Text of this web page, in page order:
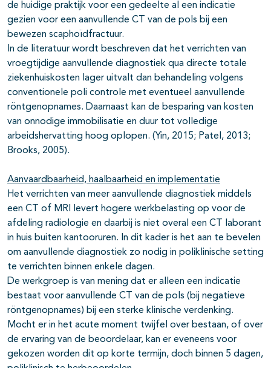
de huidige praktijk voor een gedeelte al een indicatie
gezien voor een aanvullende CT van de pols bij een
bewezen scaphoïdfractuur.
In de literatuur wordt beschreven dat het verrichten van
vroegtijdige aanvullende diagnostiek qua directe totale
ziekenhuiskosten lager uitvalt dan behandeling volgens
conventionele poli controle met eventueel aanvullende
röntgenopnames. Daarnaast kan de besparing van kosten
van onnodige immobilisatie en duur tot volledige
arbeidshervatting hoog oplopen. (Yin, 2015; Patel, 2013;
Brooks, 2005).
Aanvaardbaarheid, haalbaarheid en implementatie
Het verrichten van meer aanvullende diagnostiek middels
een CT of MRI levert hogere werkbelasting op voor de
afdeling radiologie en daarbij is niet overal een CT laborant
in huis buiten kantooruren. In dit kader is het aan te bevelen
om aanvullende diagnostiek zo nodig in poliklinische setting
te verrichten binnen enkele dagen.
De werkgroep is van mening dat er alleen een indicatie
bestaat voor aanvullende CT van de pols (bij negatieve
röntgenopnames) bij een sterke klinische verdenking.
Mocht er in het acute moment twijfel over bestaan, of over
de ervaring van de beoordelaar, kan er eveneens voor
gekozen worden dit op korte termijn, doch binnen 5 dagen,